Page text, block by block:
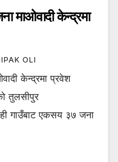
माओवादी केन्द्रमा
OLI
केन्द्रमा प्रवेश
तुलसीपुर
गाउँबाट एकसय ३७ जना